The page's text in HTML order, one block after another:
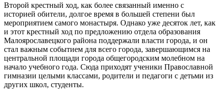
Второй крестный ход, как более связанный именно с
историей обители, долгое время в большей степени был
мероприятием самого монастыря. Однако уже десяток лет, как
и этот крестный ход по предложению отдела образования
Малоярославецкого района поддержали власти города, и он
стал важным событием для всего города, завершающимся на
центральной площади города общегородским молебном на
начало учебного года. Сюда приходят ученики Православной
гимназии целыми классами, родители и педагоги с детьми из
других школ, студенты.